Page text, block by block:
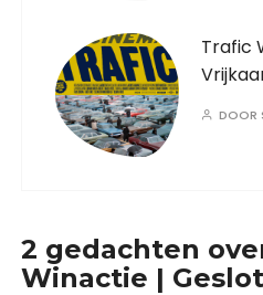
Trafic
DOOR
2 gedachten
Winactie |